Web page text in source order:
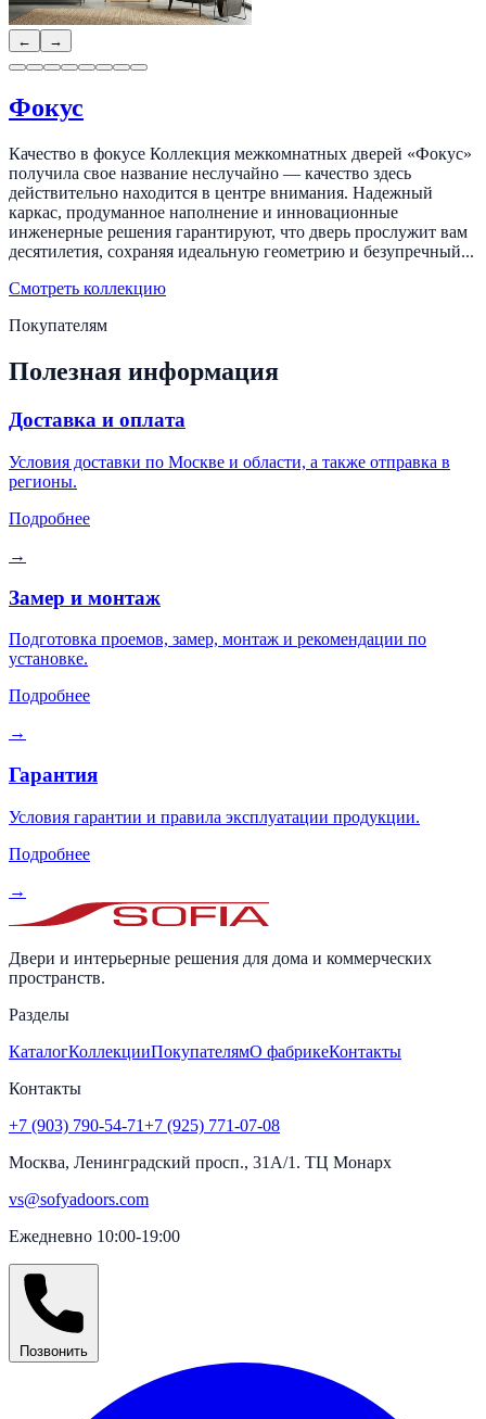
← →
Фокус
Качество в фокусе Коллекция межкомнатных дверей «Фокус»
получила свое название неслучайно — качество здесь
действительно находится в центре внимания. Надежный
каркас, продуманное наполнение и инновационные
инженерные решения гарантируют, что дверь прослужит вам
десятилетия, сохраняя идеальную геометрию и безупречный...
Смотреть коллекцию
Покупателям
Полезная информация
Доставка и оплата
Условия доставки по Москве и области, а также отправка в
регионы.
Подробнее
→
Замер и монтаж
Подготовка проемов, замер, монтаж и рекомендации по
установке.
Подробнее
→
Гарантия
Условия гарантии и правила эксплуатации продукции.
Подробнее
→
Двери и интерьерные решения для дома и коммерческих
пространств.
Разделы
КаталогКоллекцииПокупателямО фабрикеКонтакты
Контакты
+7 (903) 790-54-71+7 (925) 771-07-08
Москва, Ленинградский просп., 31А/1. ТЦ Монарх
vs@sofyadoors.com
Ежедневно 10:00-19:00
Позвонить